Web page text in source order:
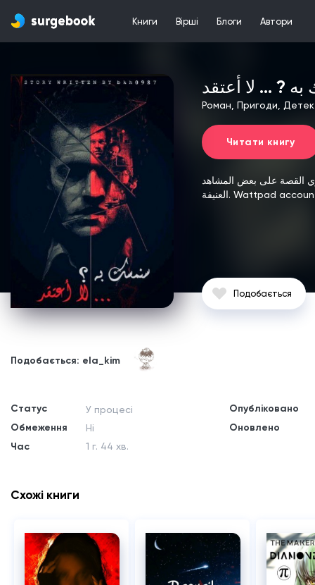
Книги Вірші Блоги Автори
? ... لا أعتقد
Роман, Пригоди,
Читати книгу
القصة على بعض المشاهد
العنيفة. Wattpad
Подобається
Подобається: ela_kim
Статус
Обмеження
Час
У процесі
Ні
1 г. 44 хв.
Опубліковано
Оновлено
Схожі книги